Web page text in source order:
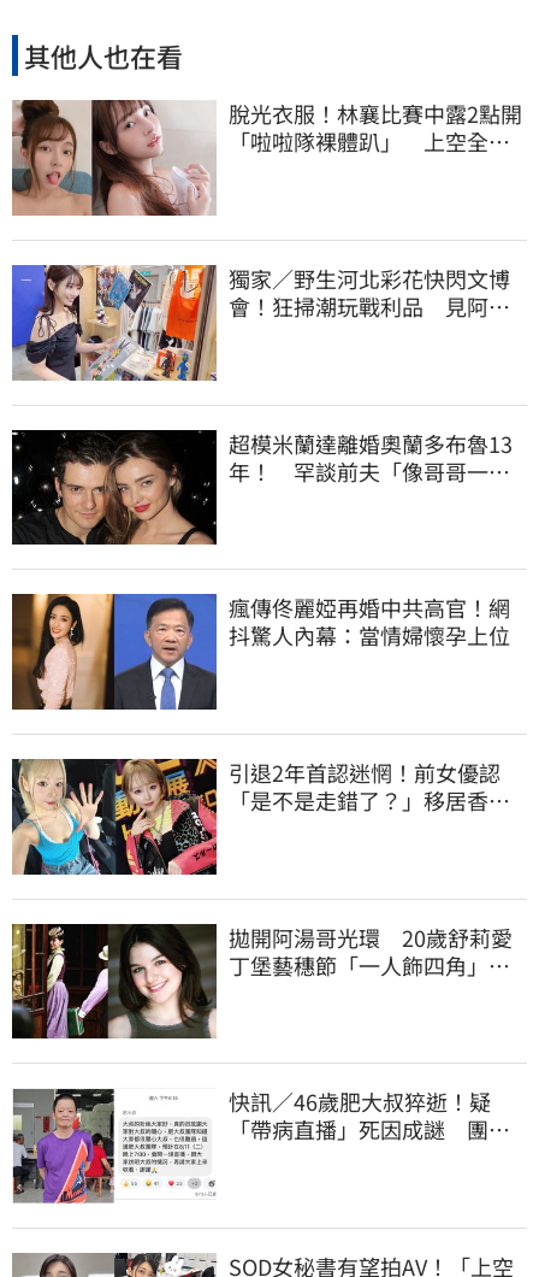
其他人也在看
脫光衣服！林襄比賽中露2點開
「啦啦隊裸體趴」 上空全裸
獨家／野生河北彩花快閃文博
會！狂掃潮玩戰利品 見阿信
超模米蘭達離婚奧蘭多布魯13
年！ 罕談前夫「像哥哥一
瘋傳佟麗婭再婚中共高官！網
抖驚人內幕：當情婦懷孕上位
引退2年首認迷惘！前女優認
「是不是走錯了？」移居香港
拋開阿湯哥光環 20歲舒莉愛
丁堡藝穗節「一人飾四角」驚
快訊／46歲肥大叔猝逝！疑
「帶病直播」死因成謎 團隊
SOD女秘書有望拍AV！「上空